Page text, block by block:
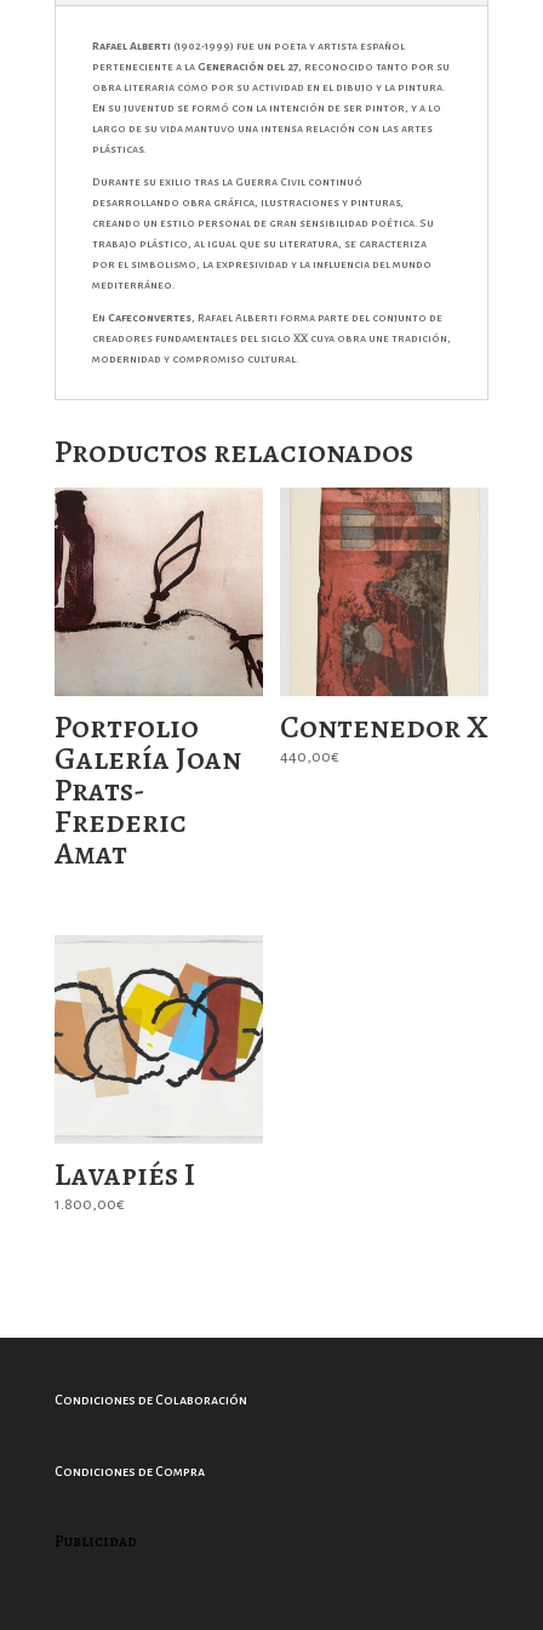
Rafael Alberti (1902-1999) fue un poeta y artista español
perteneciente a la Generación del 27, reconocido tanto por su
obra literaria como por su actividad en el dibujo y la pintura.
En su juventud se formó con la intención de ser pintor, y a lo
largo de su vida mantuvo una intensa relación con las artes
plásticas.
Durante su exilio tras la Guerra Civil continuó
desarrollando obra gráfica, ilustraciones y pinturas,
creando un estilo personal de gran sensibilidad poética. Su
trabajo plástico, al igual que su literatura, se caracteriza
por el simbolismo, la expresividad y la influencia del mundo
mediterráneo.
En Cafeconvertes, Rafael Alberti forma parte del conjunto de
creadores fundamentales del siglo XX cuya obra une tradición,
modernidad y compromiso cultural.
Productos relacionados
Portfolio
Galería Joan
Prats-
Frederic
Amat
Contenedor X
440,00€
Lavapiés I
1.800,00€
Condiciones de Colaboración
Condiciones de Compra
Publicidad